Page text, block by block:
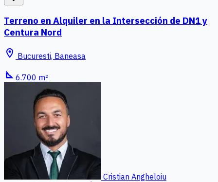
Terreno en Alquiler en la Intersección de DN1 y
Centura Nord
location_on Bucuresti, Baneasa
square_foot 6.700 m²
Cristian Angheloiu